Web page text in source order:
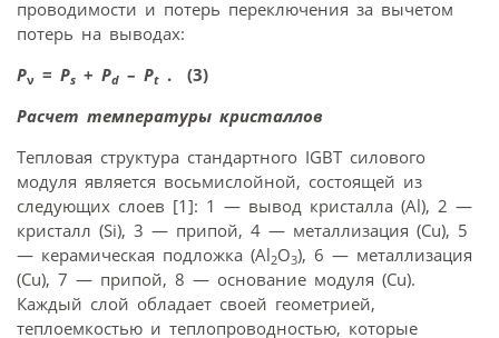
проводимости и потерь переключения за вычетом
потерь на выводах:
Pν = Ps + Pd – Pt . (3)
Расчет температуры кристаллов
Тепловая структура стандартного IGBT силового
модуля является восьмислойной, состоящей из
следующих слоев [1]: 1 — вывод кристалла (Al), 2 —
кристалл (Si), 3 — припой, 4 — металлизация (Cu), 5
— керамическая подложка (Al2O3), 6 — металлизация
(Cu), 7 — припой, 8 — основание модуля (Cu).
Каждый слой обладает своей геометрией,
теплоемкостью и теплопроводностью, которые